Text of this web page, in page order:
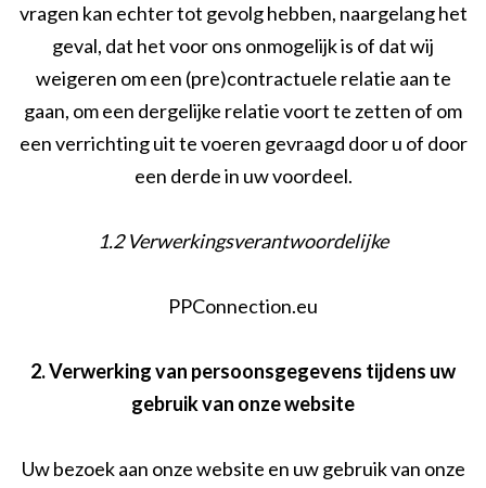
vragen kan echter tot gevolg hebben, naargelang het
geval, dat het voor ons onmogelijk is of dat wij
weigeren om een (pre)contractuele relatie aan te
gaan, om een dergelijke relatie voort te zetten of om
een verrichting uit te voeren gevraagd door u of door
een derde in uw voordeel.
1.2 Verwerkingsverantwoordelijke
PPConnection.eu
2. Verwerking van persoonsgegevens tijdens uw
gebruik van onze website
Uw bezoek aan onze website en uw gebruik van onze